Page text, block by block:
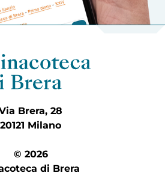
Brera, 28
20121 Milano
© 2026
di Brera